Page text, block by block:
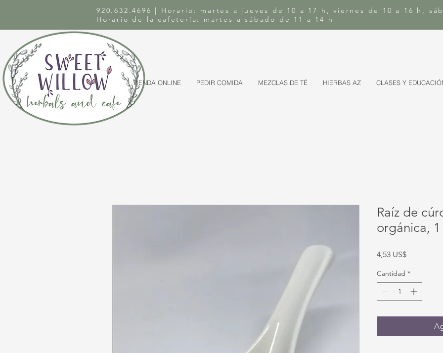
920.632.4696 | Horario: martes a jueves de 10 a 17 h, viernes de 10 a 16 h,
Horario de la cafetería: martes a sábado de 11 a 14 h
TIENDA ONLINE PEDIR COMIDA MEZCLAS DE TÉ HIERBAS AZ CLASES Y
Raíz de
orgánica, 1
4,53 US$Precio
Cantidad *